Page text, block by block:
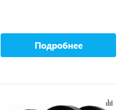
Подробнее